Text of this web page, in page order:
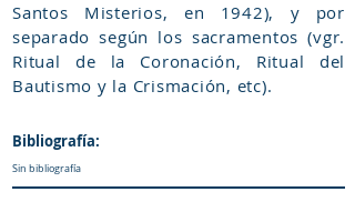
Santos Misterios, en 1942), y por
separado según los sacramentos (vgr.
Ritual de la Coronación, Ritual del
Bautismo y la Crismación, etc).
Bibliografía:
Sin bibliografía